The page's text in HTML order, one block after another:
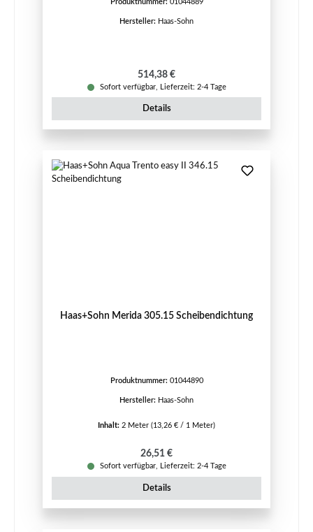
Produktnummer: 01044889
Hersteller: Haas-Sohn
Regulärer Preis:
514,38 €
Sofort verfügbar, Lieferzeit: 2-4 Tage
Details
Haas+Sohn Merida 305.15 Scheibendichtung
Produktnummer: 01044890
Hersteller: Haas-Sohn
Inhalt: 2 Meter (13,26 € / 1 Meter)
Regulärer Preis:
26,51 €
Sofort verfügbar, Lieferzeit: 2-4 Tage
Details